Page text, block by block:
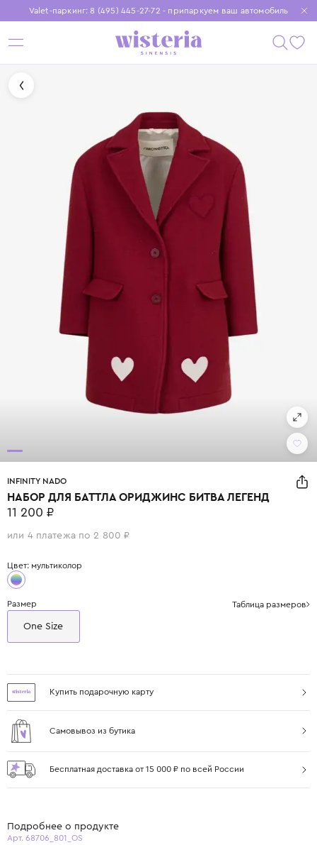
Valet-паркинг: 8 (495) 445-27-72 - припаркуем ваш автомобиль
Бесплатная доставка при заказе от 15 000 ₽
Установите приложение, чтобы покупки были еще удобнее
INFINITY NADO
НАБОР ДЛЯ БАТТЛА ОРИДЖИНС БИТВА ЛЕГЕНД
11 200 ₽
или 4 платежа по 2 800 ₽
Цвет: мультиколор
Размер Таблица размеров
One Size
Купить подарочную карту
Самовывоз из бутика
Бесплатная доставка от 15 000 ₽ по всей России
Подробнее о продукте
Арт. 68706_801_OS